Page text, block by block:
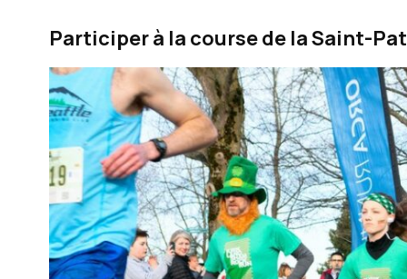
Participer à la course de la Saint-